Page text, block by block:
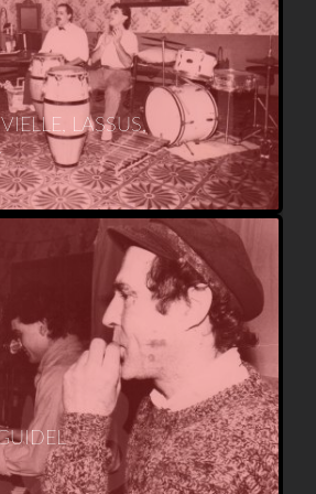
LASSUS,